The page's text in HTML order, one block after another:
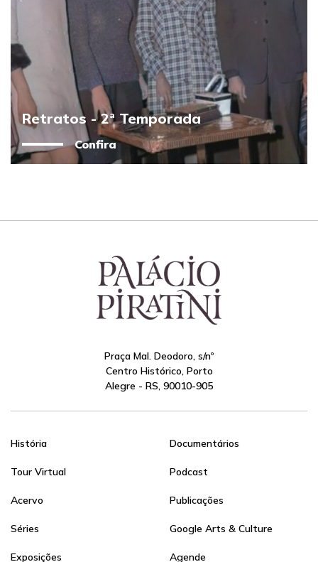
Retratos - 2ª Temporada
Confira
Praça Mal. Deodoro, s/nº
Centro Histórico, Porto
Alegre - RS, 90010-905
História
Tour Virtual
Acervo
Séries
Exposições
Documentários
Podcast
Publicações
Google Arts & Culture
Agende